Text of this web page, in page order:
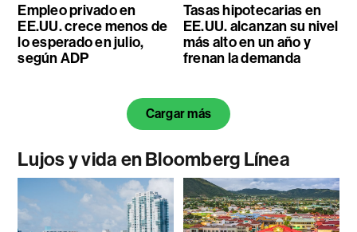
Empleo privado en
EE.UU. crece menos de
lo esperado en julio,
según ADP
Tasas hipotecarias en
EE.UU. alcanzan su nivel
más alto en un año y
frenan la demanda
Cargar más
Lujos y vida en Bloomberg Línea